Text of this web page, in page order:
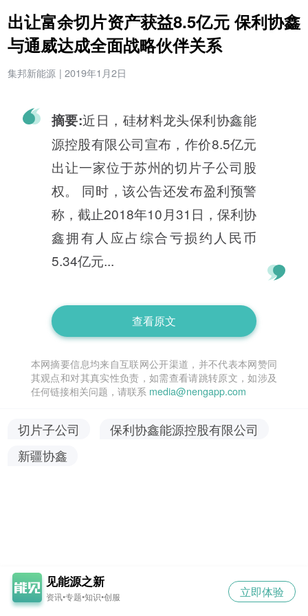
出让富余切片资产获益8.5亿元 保利协鑫
与通威达成全面战略伙伴关系
集邦新能源 | 2019年1月2日
摘要:近日，硅材料龙头保利协鑫能
源控股有限公司宣布，作价8.5亿元
出让一家位于苏州的切片子公司股
权。 同时，该公告还发布盈利预警
称，截止2018年10月31日，保利协
鑫拥有人应占综合亏损约人民币
5.34亿元...
查看原文
本网摘要信息均来自互联网公开渠道，并不代表本网赞同
其观点和对其真实性负责，如需查看请跳转原文，如涉及
任何链接相关问题，请联系 media@nengapp.com
切片子公司
保利协鑫能源控股有限公司
新疆协鑫
见能源之新
资讯•专题•知识•创服 立即体验